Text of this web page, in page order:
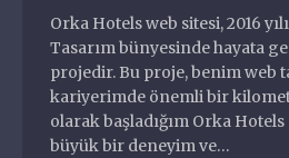
Orka Hotels web sitesi, 2016
Tasarım bünyesinde hayata
projedir. Bu proje, benim web
kariyerimde önemli bir
olarak başladığım Orka
büyük bir deneyim ve…